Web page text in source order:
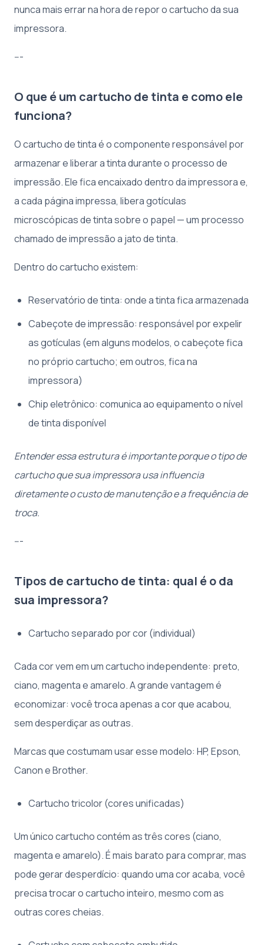
nunca mais errar na hora de repor o cartucho da sua
impressora.
---
O que é um cartucho de tinta e como ele
funciona?
O cartucho de tinta é o componente responsável por
armazenar e liberar a tinta durante o processo de
impressão. Ele fica encaixado dentro da impressora e,
a cada página impressa, libera gotículas
microscópicas de tinta sobre o papel — um processo
chamado de impressão a jato de tinta.
Dentro do cartucho existem:
Reservatório de tinta: onde a tinta fica armazenada
Cabeçote de impressão: responsável por expelir
as gotículas (em alguns modelos, o cabeçote fica
no próprio cartucho; em outros, fica na
impressora)
Chip eletrônico: comunica ao equipamento o nível
de tinta disponível
Entender essa estrutura é importante porque o tipo de
cartucho que sua impressora usa influencia
diretamente o custo de manutenção e a frequência de
troca.
---
Tipos de cartucho de tinta: qual é o da
sua impressora?
Cartucho separado por cor (individual)
Cada cor vem em um cartucho independente: preto,
ciano, magenta e amarelo. A grande vantagem é
economizar: você troca apenas a cor que acabou,
sem desperdiçar as outras.
Marcas que costumam usar esse modelo: HP, Epson,
Canon e Brother.
Cartucho tricolor (cores unificadas)
Um único cartucho contém as três cores (ciano,
magenta e amarelo). É mais barato para comprar, mas
pode gerar desperdício: quando uma cor acaba, você
precisa trocar o cartucho inteiro, mesmo com as
outras cores cheias.